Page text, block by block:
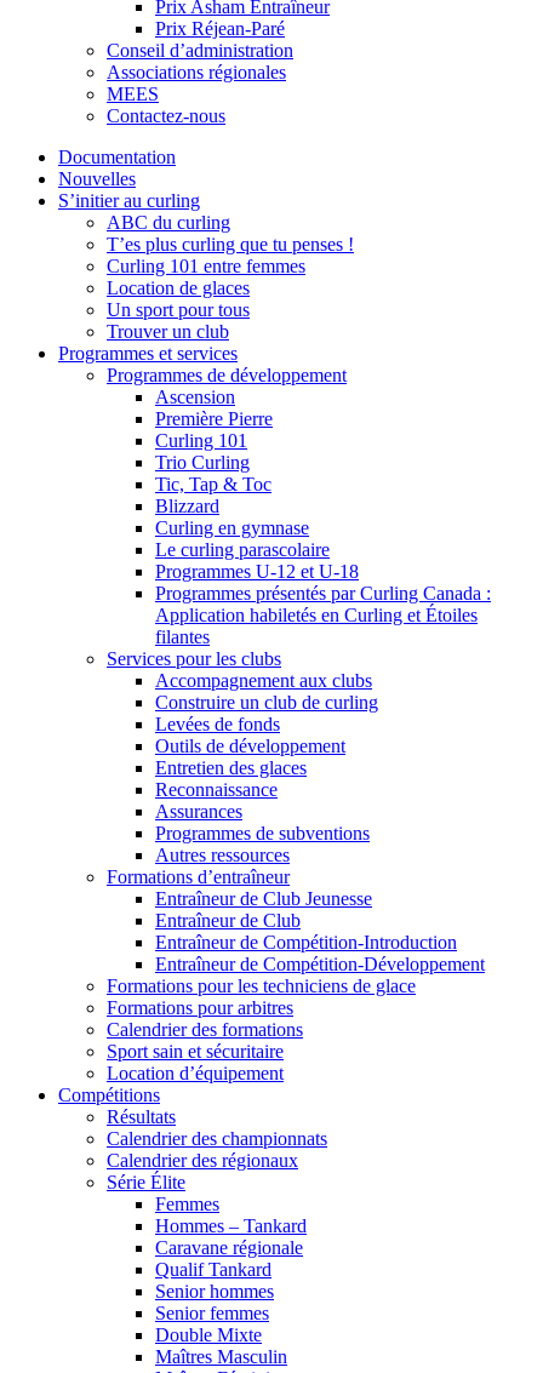
Prix Asham Entraîneur
Prix Réjean-Paré
Conseil d’administration
Associations régionales
MEES
Contactez-nous
Documentation
Nouvelles
S’initier au curling
ABC du curling
T’es plus curling que tu penses !
Curling 101 entre femmes
Location de glaces
Un sport pour tous
Trouver un club
Programmes et services
Programmes de développement
Ascension
Première Pierre
Curling 101
Trio Curling
Tic, Tap & Toc
Blizzard
Curling en gymnase
Le curling parascolaire
Programmes U-12 et U-18
Programmes présentés par Curling Canada :
Application habiletés en Curling et Étoiles
filantes
Services pour les clubs
Accompagnement aux clubs
Construire un club de curling
Levées de fonds
Outils de développement
Entretien des glaces
Reconnaissance
Assurances
Programmes de subventions
Autres ressources
Formations d’entraîneur
Entraîneur de Club Jeunesse
Entraîneur de Club
Entraîneur de Compétition-Introduction
Entraîneur de Compétition-Développement
Formations pour les techniciens de glace
Formations pour arbitres
Calendrier des formations
Sport sain et sécuritaire
Location d’équipement
Compétitions
Résultats
Calendrier des championnats
Calendrier des régionaux
Série Élite
Femmes
Hommes – Tankard
Caravane régionale
Qualif Tankard
Senior hommes
Senior femmes
Double Mixte
Maîtres Masculin